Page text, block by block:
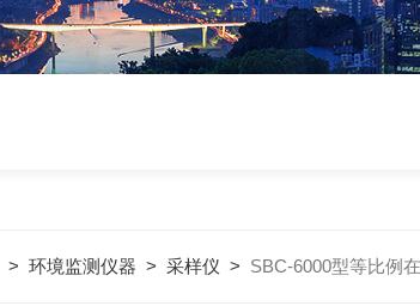
>环境监测仪器 >采样仪 > SBC-6000型等比例